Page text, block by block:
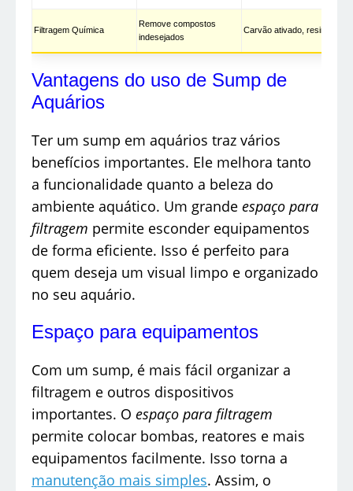
Filtragem Química
Remove compostos
indesejados
Carvão ativado, resinas
Vantagens do uso de Sump de
Aquários
Ter um sump em aquários traz vários
benefícios importantes. Ele melhora tanto
a funcionalidade quanto a beleza do
ambiente aquático. Um grande espaço para
filtragem permite esconder equipamentos
de forma eficiente. Isso é perfeito para
quem deseja um visual limpo e organizado
no seu aquário.
Espaço para equipamentos
Com um sump, é mais fácil organizar a
filtragem e outros dispositivos
importantes. O espaço para filtragem
permite colocar bombas, reatores e mais
equipamentos facilmente. Isso torna a
manutenção mais simples. Assim, o